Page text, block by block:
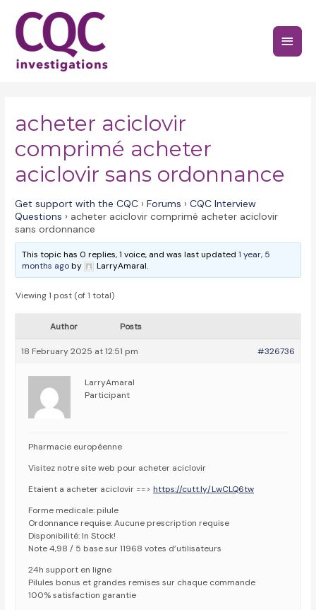
content
Main
acheter aciclovir
comprimé acheter
aciclovir sans ordonnance
Get support with the CQC › Forums › CQC Interview
Questions › acheter aciclovir comprimé acheter aciclovir
sans ordonnance
This topic has 0 replies, 1 voice, and was last updated1 year, 5
months agoby LarryAmaral.
Viewing 1 post (of 1 total)
Author Posts
18 February 2025 at 12:51 pm #326736
LarryAmaral
Participant
Pharmacie européenne
Visitez notre site web pour acheter aciclovir
Etaient a acheter aciclovir ==>https://cutt.ly/LwCLQ6tw
Forme medicale: pilule
Ordonnance requise: Aucune prescription requise
Disponibilité: In Stock!
Note 4,98 / 5 base sur 11968 votes d’utilisateurs
24h support en ligne
Pilules bonus et grandes remises sur chaque commande
100% satisfaction garantie